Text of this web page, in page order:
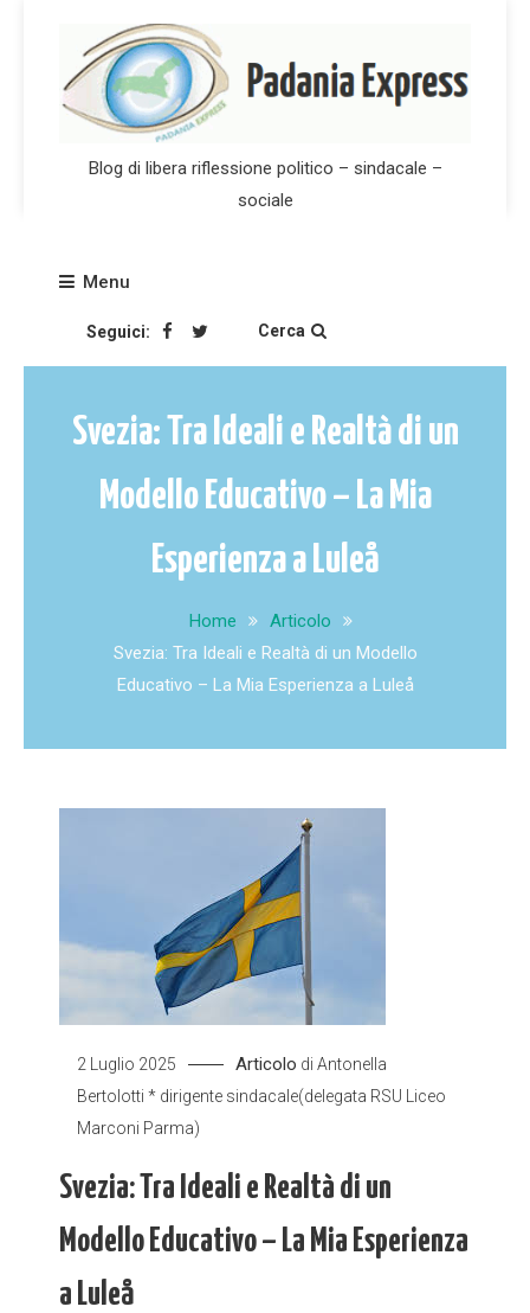
Blog di libera riflessione politico – sindacale –
sociale
Menu
Seguici: Cerca
Svezia: Tra Ideali e Realtà di un
Modello Educativo – La Mia
Esperienza a Luleå
Home
Articolo
Svezia: Tra Ideali e Realtà di un Modello
Educativo – La Mia Esperienza a Luleå
2 Luglio 2025 Articolo di Antonella
Bertolotti * dirigente sindacale(delegata RSU Liceo
Marconi Parma)
Svezia: Tra Ideali e Realtà di un
Modello Educativo – La Mia Esperienza
a Luleå